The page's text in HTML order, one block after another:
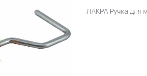
ЛАКРА Ручка для